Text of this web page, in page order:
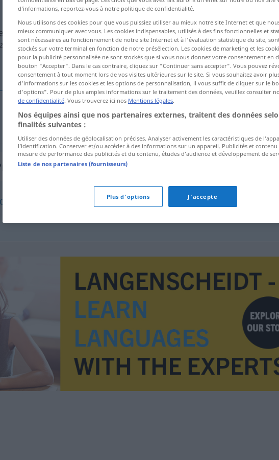
les traductions
sur/touchez la traduction)
Proportion
Größenverhältnis
d’informations, reportez-vous à notre politique de confidentialité.
Nous utilisons des cookies pour que vous puissiez utiliser au mieux notre site Internet et que
mieux communiquer avec vous. Les cookies indispensables, utilisés à des fins fonctionnelles et
sont nécessaires au fonctionnement de notre site Internet et à l'évaluation statistique du site,
stockés sur votre terminal en fonction de notre présélection. Les cookies de marketing et les
pour la publicité personnalisée ne sont stockés que si vous nous donnez votre consentement en
bouton "Accepter". Dans le cas contraire, cliquez sur "Continuer sans accepter". Vous pouvez
consentement à tout moment lors de vos visites ultérieures sur le site. Si vous souhaitez avoir
d'informations sur les cookies et les options de personnalisation, il vous suffit de cliquer sur le
d'options". Pour de plus amples informations sur le traitement des données, veuillez consulter
de confidentialité. Vous trouverez ici nos Mentions légales.
Nos équipes ainsi que nos partenaires externes, traitent des données
finalités suivantes :
Utiliser des données de géolocalisation précises. Analyser activement les caractéristiques de
l’identification. Conserver et/ou accéder à des informations sur un appareil. Publicités et contenu
mesure de performance des publicités et du contenu, études d’audience et développement de
Liste de nos partenaires (fournisseurs)
Plus d'options J'accepte